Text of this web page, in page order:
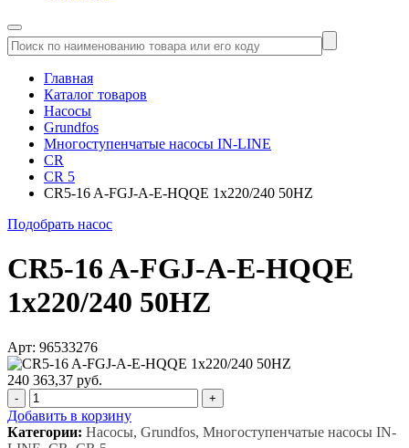
Главная
Каталог товаров
Насосы
Grundfos
Многоступенчатые насосы IN-LINE
CR
CR 5
CR5-16 A-FGJ-A-E-HQQE 1x220/240 50HZ
Подобрать насос
CR5-16 A-FGJ-A-E-HQQE
1x220/240 50HZ
Арт: 96533276
240 363,37 руб.
- +
Добавить в корзину
Категории: Насосы, Grundfos, Многоступенчатые насосы IN-